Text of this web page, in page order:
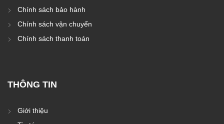
Chính sách bảo hành
Chính sách vận chuyển
Chính sách thanh toán
THÔNG TIN
Giới thiệu